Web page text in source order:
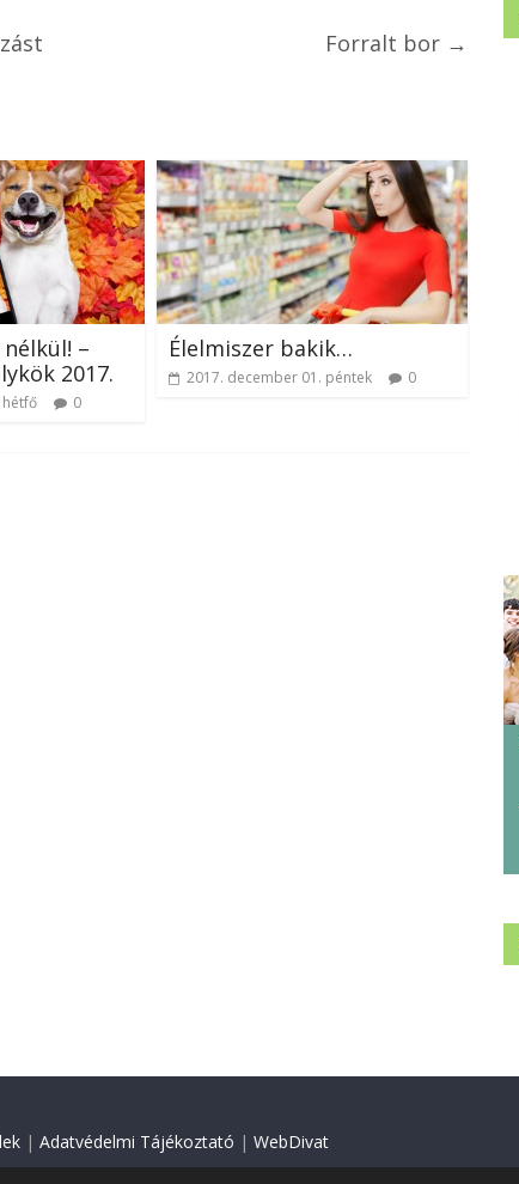
Forralt bor →
–
2017.
0
Élelmiszer bakik…
2017. december 01. péntek 0
| Adatvédelmi Tájékoztató | WebDivat